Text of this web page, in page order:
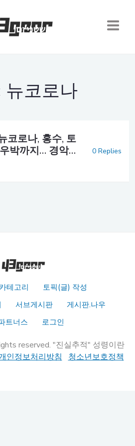
뉴코로나
코로나, 홍수, 토
박까지… 경악…
0 Replies
카테고리
토픽(글) 작성
서브게시판
게시판.나우
트너스
로그인
reserved. "진실추적" 성령이란
인정보처리방침 청소년보호정책